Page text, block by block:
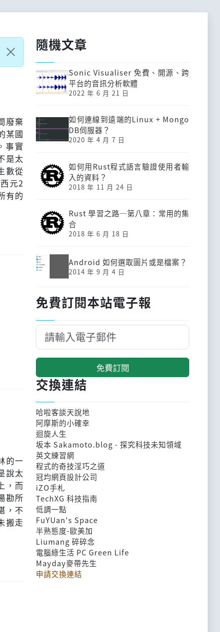
廢棄
某國
事實
是太
數從
元2
有的
的一
說太
，而
勘所
，不
搬走
隨機文章
Sonic Visualiser 免費、開源、跨
平台的音訊分析軟體
2022 年 6 月 21 日
如何連線到遠端的Linux + Mongo
DB伺服器？
2020 年 4 月 7 日
如何用Rust程式語言驗證使用者輸
入的資料？
2018 年 11 月 24 日
Rust 學習之路─第八章：常用的集
合
2018 年 6 月 18 日
Android 如何選取圖片或是檔案？
2014 年 9 月 4 日
免費訂閱本站電子報
免費訂閱
交換連結
哈啦客談天說地
阿摩斯的小確幸
迴旋人生
坂本 Sakamoto.blog - 探究科技未知領域
英文練習網
程式的奇技淫巧之道
冠均網頁設計公司
iZO手札
TechXG 科技指南
低調一點
FuYUan's Space
半熟態度-歐美加
Liumang 碎碎念
電腦綠生活 PC Green Life
Mayday麥帶先生
申請交換連結